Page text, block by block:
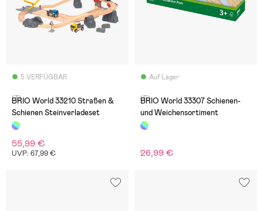
5 VERFÜGBAR
(3)
BRIO World 33210 Straßen &
Schienen Steinverladeset
55,99 €
UVP: 67,99 €
Auf Lager
(5)
BRIO World 33307 Schienen-
und Weichensortiment
26,99 €